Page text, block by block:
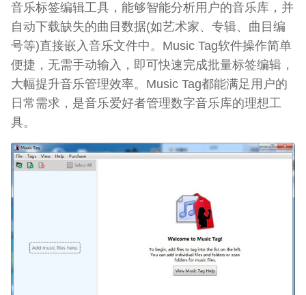
音乐标签编辑工具，能够智能分析用户的音乐库，并
自动下载缺失的曲目数据(如艺术家、专辑、曲目编
号等)直接嵌入音乐文件中。Music Tag软件操作简单
便捷，无需手动输入，即可快速完成批量标签编辑，
大幅提升音乐管理效率。Music Tag都能满足用户的
日常需求，是音乐爱好者管理数字音乐库的理想工
具。